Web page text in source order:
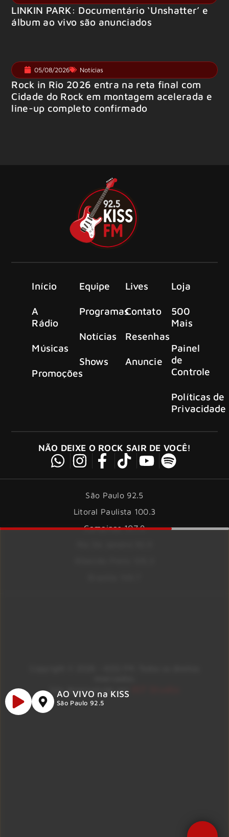
LINKIN PARK: Documentário ‘Unshatter’ e
álbum ao vivo são anunciados
05/08/2026 Notícias
Rock in Rio 2026 entra na reta final com
Cidade do Rock em montagem acelerada e
line-up completo confirmado
Início
A
Rádio
Músicas
Promoções
Equipe
Programas
Notícias
Shows
Lives
Contato
Resenhas
Anuncie
Loja
500
Mais
Painel
de
Controle
Políticas de
Privacidade
NÃO DEIXE O ROCK SAIR DE VOCÊ!
São Paulo 92.5
Litoral Paulista 100.3
Campinas 107.9
Site desenvolvido por
AO VIVO na KISS
São Paulo 92.5